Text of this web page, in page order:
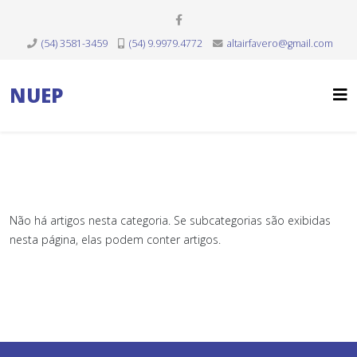
(54) 3581-3459 (54) 9.9979.4772 altairfavero@gmail.com
NUEP
Não há artigos nesta categoria. Se subcategorias são exibidas
nesta página, elas podem conter artigos.